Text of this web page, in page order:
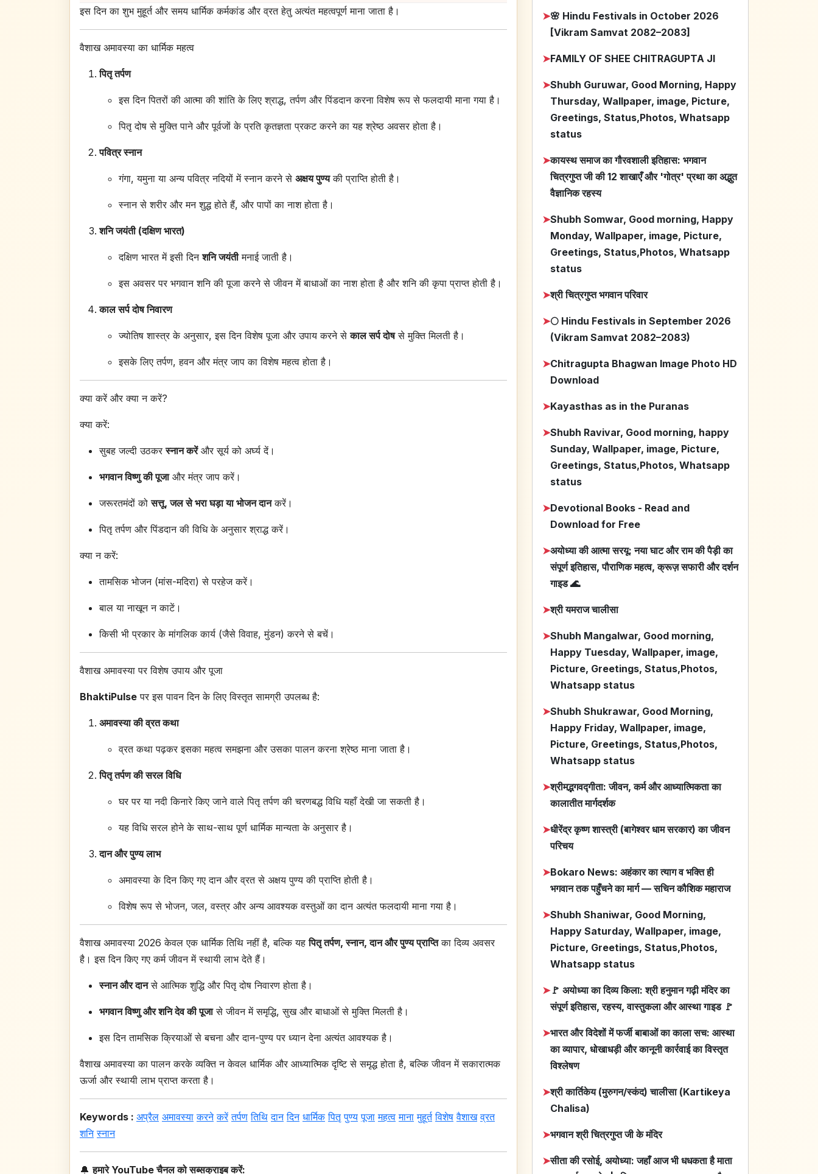
इस दिन का शुभ मुहूर्त और समय धार्मिक कर्मकांड और व्रत हेतु अत्यंत महत्वपूर्ण माना जाता है।
वैशाख अमावस्या का धार्मिक महत्व
पितृ तर्पण
इस दिन पितरों की आत्मा की शांति के लिए श्राद्ध, तर्पण और पिंडदान करना विशेष रूप से फलदायी माना गया है।
पितृ दोष से मुक्ति पाने और पूर्वजों के प्रति कृतज्ञता प्रकट करने का यह श्रेष्ठ अवसर होता है।
पवित्र स्नान
गंगा, यमुना या अन्य पवित्र नदियों में स्नान करने से अक्षय पुण्यकी प्राप्ति होती है।
स्नान से शरीर और मन शुद्ध होते हैं, और पापों का नाश होता है।
शनि जयंती (दक्षिण भारत)
दक्षिण भारत में इसी दिनशनि जयंतीमनाई जाती है।
इस अवसर पर भगवान शनि की पूजा करने से जीवन में बाधाओं का नाश होता है और शनि की कृपा प्राप्त होती है।
काल सर्प दोष निवारण
ज्योतिष शास्त्र के अनुसार, इस दिन विशेष पूजा और उपाय करने सेकाल सर्प दोषसे मुक्ति मिलती है।
इसके लिए तर्पण, हवन और मंत्र जाप का विशेष महत्व होता है।
क्या करें और क्या न करें?
क्या करें:
सुबह जल्दी उठकरस्नान करेंऔर सूर्य को अर्घ्य दें।
भगवान विष्णु की पूजाऔर मंत्र जाप करें।
जरूरतमंदों कोसत्तू, जल से भरा घड़ा या भोजन दानकरें।
पितृ तर्पण और पिंडदान की विधि के अनुसार श्राद्ध करें।
क्या न करें:
तामसिक भोजन (मांस-मदिरा) से परहेज करें।
बाल या नाखून न काटें।
किसी भी प्रकार के मांगलिक कार्य (जैसे विवाह, मुंडन) करने से बचें।
वैशाख अमावस्या पर विशेष उपाय और पूजा
BhaktiPulse पर इस पावन दिन के लिए विस्तृत सामग्री उपलब्ध है:
अमावस्या की व्रत कथा
व्रत कथा पढ़कर इसका महत्व समझना और उसका पालन करना श्रेष्ठ माना जाता है।
पितृ तर्पण की सरल विधि
घर पर या नदी किनारे किए जाने वाले पितृ तर्पण की चरणबद्ध विधि यहाँ देखी जा सकती है।
यह विधि सरल होने के साथ-साथ पूर्ण धार्मिक मान्यता के अनुसार है।
दान और पुण्य लाभ
अमावस्या के दिन किए गए दान और व्रत से अक्षय पुण्य की प्राप्ति होती है।
विशेष रूप से भोजन, जल, वस्त्र और अन्य आवश्यक वस्तुओं का दान अत्यंत फलदायी माना गया है।
वैशाख अमावस्या 2026 केवल एक धार्मिक तिथि नहीं है, बल्कि यहपितृ तर्पण, स्नान, दान और पुण्य प्राप्तिका दिव्य अवसर
है। इस दिन किए गए कर्म जीवन में स्थायी लाभ देते हैं।
स्नान और दानसे आत्मिक शुद्धि और पितृ दोष निवारण होता है।
भगवान विष्णु और शनि देव की पूजासे जीवन में समृद्धि, सुख और बाधाओं से मुक्ति मिलती है।
इस दिन तामसिक क्रियाओं से बचना और दान-पुण्य पर ध्यान देना अत्यंत आवश्यक है।
वैशाख अमावस्या का पालन करके व्यक्ति न केवल धार्मिक और आध्यात्मिक दृष्टि से समृद्ध होता है, बल्कि जीवन में सकारात्मक
ऊर्जा और स्थायी लाभ प्राप्त करता है।
Keywords : अप्रैल अमावस्या करने करें तर्पण तिथि दान दिन धार्मिक पितृ पुण्य पूजा महत्व माना मुहूर्त विशेष वैशाख व्रत
शनि स्नान
🔔हमारे YouTube चैनल को सब्सक्राइब करें:
➤🌸 Hindu Festivals in October 2026
[Vikram Samvat 2082–2083]
➤FAMILY OF SHEE CHITRAGUPTA JI
➤Shubh Guruwar, Good Morning, Happy
Thursday, Wallpaper, image, Picture,
Greetings, Status,Photos, Whatsapp
status
➤कायस्थ समाज का गौरवशाली इतिहास: भगवान
चित्रगुप्त जी की 12 शाखाएँ और 'गोत्र' प्रथा का अद्भुत
वैज्ञानिक रहस्य
➤Shubh Somwar, Good morning, Happy
Monday, Wallpaper, image, Picture,
Greetings, Status,Photos, Whatsapp
status
➤श्री चित्रगुप्त भगवान परिवार
➤🌕 Hindu Festivals in September 2026
(Vikram Samvat 2082–2083)
➤Chitragupta Bhagwan Image Photo HD
Download
➤Kayasthas as in the Puranas
➤Shubh Ravivar, Good morning, happy
Sunday, Wallpaper, image, Picture,
Greetings, Status,Photos, Whatsapp
status
➤Devotional Books - Read and
Download for Free
➤अयोध्या की आत्मा सरयू: नया घाट और राम की पैड़ी का
संपूर्ण इतिहास, पौराणिक महत्व, क्रूज़ सफारी और दर्शन
गाइड 🌊
➤श्री यमराज चालीसा
➤Shubh Mangalwar, Good morning,
Happy Tuesday, Wallpaper, image,
Picture, Greetings, Status,Photos,
Whatsapp status
➤Shubh Shukrawar, Good Morning,
Happy Friday, Wallpaper, image,
Picture, Greetings, Status,Photos,
Whatsapp status
➤श्रीमद्भगवद्गीता: जीवन, कर्म और आध्यात्मिकता का
कालातीत मार्गदर्शक
➤धीरेंद्र कृष्ण शास्त्री (बागेश्वर धाम सरकार) का जीवन
परिचय
➤Bokaro News: अहंकार का त्याग व भक्ति ही
भगवान तक पहुँचने का मार्ग — सचिन कौशिक महाराज
➤Shubh Shaniwar, Good Morning,
Happy Saturday, Wallpaper, image,
Picture, Greetings, Status,Photos,
Whatsapp status
➤🚩 अयोध्या का दिव्य किला: श्री हनुमान गढ़ी मंदिर का
संपूर्ण इतिहास, रहस्य, वास्तुकला और आस्था गाइड 🚩
➤भारत और विदेशों में फर्जी बाबाओं का काला सच: आस्था
का व्यापार, धोखाधड़ी और कानूनी कार्रवाई का विस्तृत
विश्लेषण
➤श्री कार्तिकेय (मुरुगन/स्कंद) चालीसा (Kartikeya
Chalisa)
➤भगवान श्री चित्रगुप्त जी के मंदिर
➤सीता की रसोई, अयोध्या: जहाँ आज भी धधकता है माता